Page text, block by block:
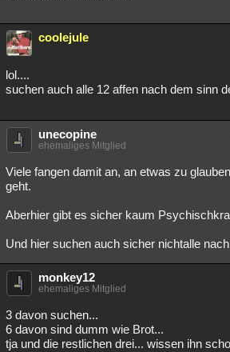
coolejule
lol....
suchen auch alle 12 affen nach dem sinn
unecopine
ehemaliges Mitglied
Viele fangen damit an, an etwas zu
geht.
Aberhier gibt es sicher kaum
Und hier suchen auch sicher nichtalle
monkey12
ehemaliges Mitglied
3 davon suchen...
6 davon sind dumm wie Brot...
tja und die restlichen drei... wissen ihn